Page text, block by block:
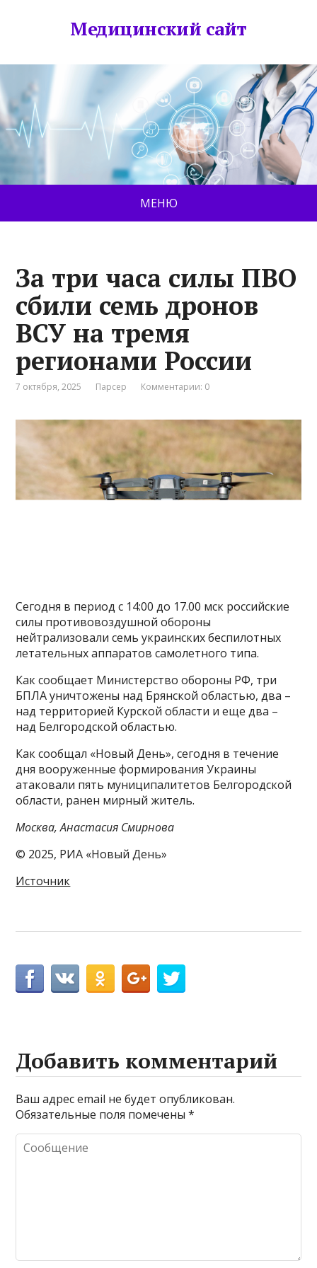
Медицинский сайт
МЕНЮ
За три часа силы ПВО
сбили семь дронов
ВСУ на тремя
регионами России
7 октября, 2025 Парсер Комментарии: 0
Сегодня в период с 14:00 до 17.00 мск российские
силы противовоздушной обороны
нейтрализовали семь украинских беспилотных
летательных аппаратов самолетного типа.
Как сообщает Министерство обороны РФ, три
БПЛА уничтожены над Брянской областью, два –
над территорией Курской области и еще два –
над Белгородской областью.
Как сообщал «Новый День», сегодня в течение
дня вооруженные формирования Украины
атаковали пять муниципалитетов Белгородской
области, ранен мирный житель.
Москва, Анастасия Смирнова
© 2025, РИА «Новый День»
Источник
Добавить комментарий
Ваш адрес email не будет опубликован.
Обязательные поля помечены*